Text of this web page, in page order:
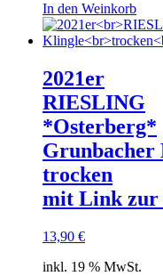
In den Weinkorb
2021er
RIESLING
*Osterberg*
Grunbacher
trocken
mit Link zur
13,90 €
inkl. 19 % MwSt.